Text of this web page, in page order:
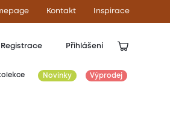
Kontakt Inspirace
Registrace Přihlášení
Novinky Výprodej